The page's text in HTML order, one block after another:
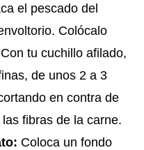
el pescado del
Colócalo
tu cuchillo afilado,
de unos 2 a 3
en contra de
fibras de la carne.
Coloca un fondo